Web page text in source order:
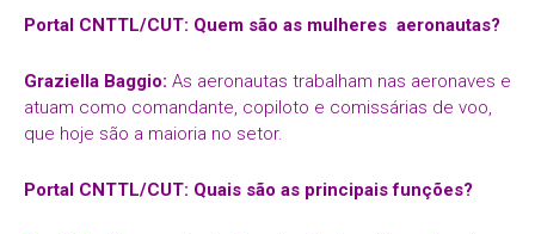
Portal CNTTL/CUT: Quem são as mulheres aeronautas?
Graziella Baggio: As aeronautas trabalham nas aeronaves e
atuam como comandante, copiloto e comissárias de voo,
que hoje são a maioria no setor.
Portal CNTTL/CUT: Quais são as principais funções?